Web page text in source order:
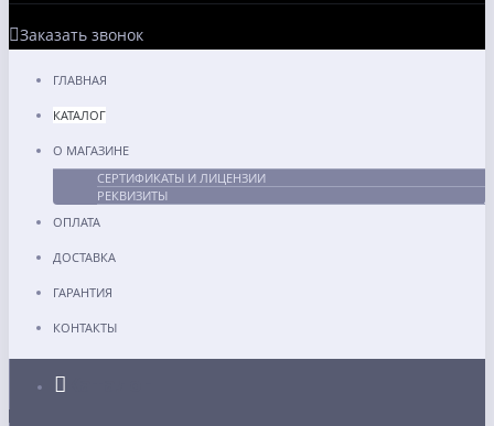
Заказать звонок
ГЛАВНАЯ
КАТАЛОГ
О МАГАЗИНЕ
СЕРТИФИКАТЫ И ЛИЦЕНЗИИ
РЕКВИЗИТЫ
ОПЛАТА
ДОСТАВКА
ГАРАНТИЯ
КОНТАКТЫ